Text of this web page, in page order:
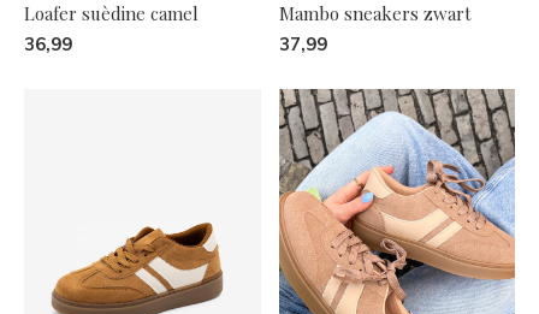
Loafer suèdine camel
36,99
Mambo sneakers zwart
37,99